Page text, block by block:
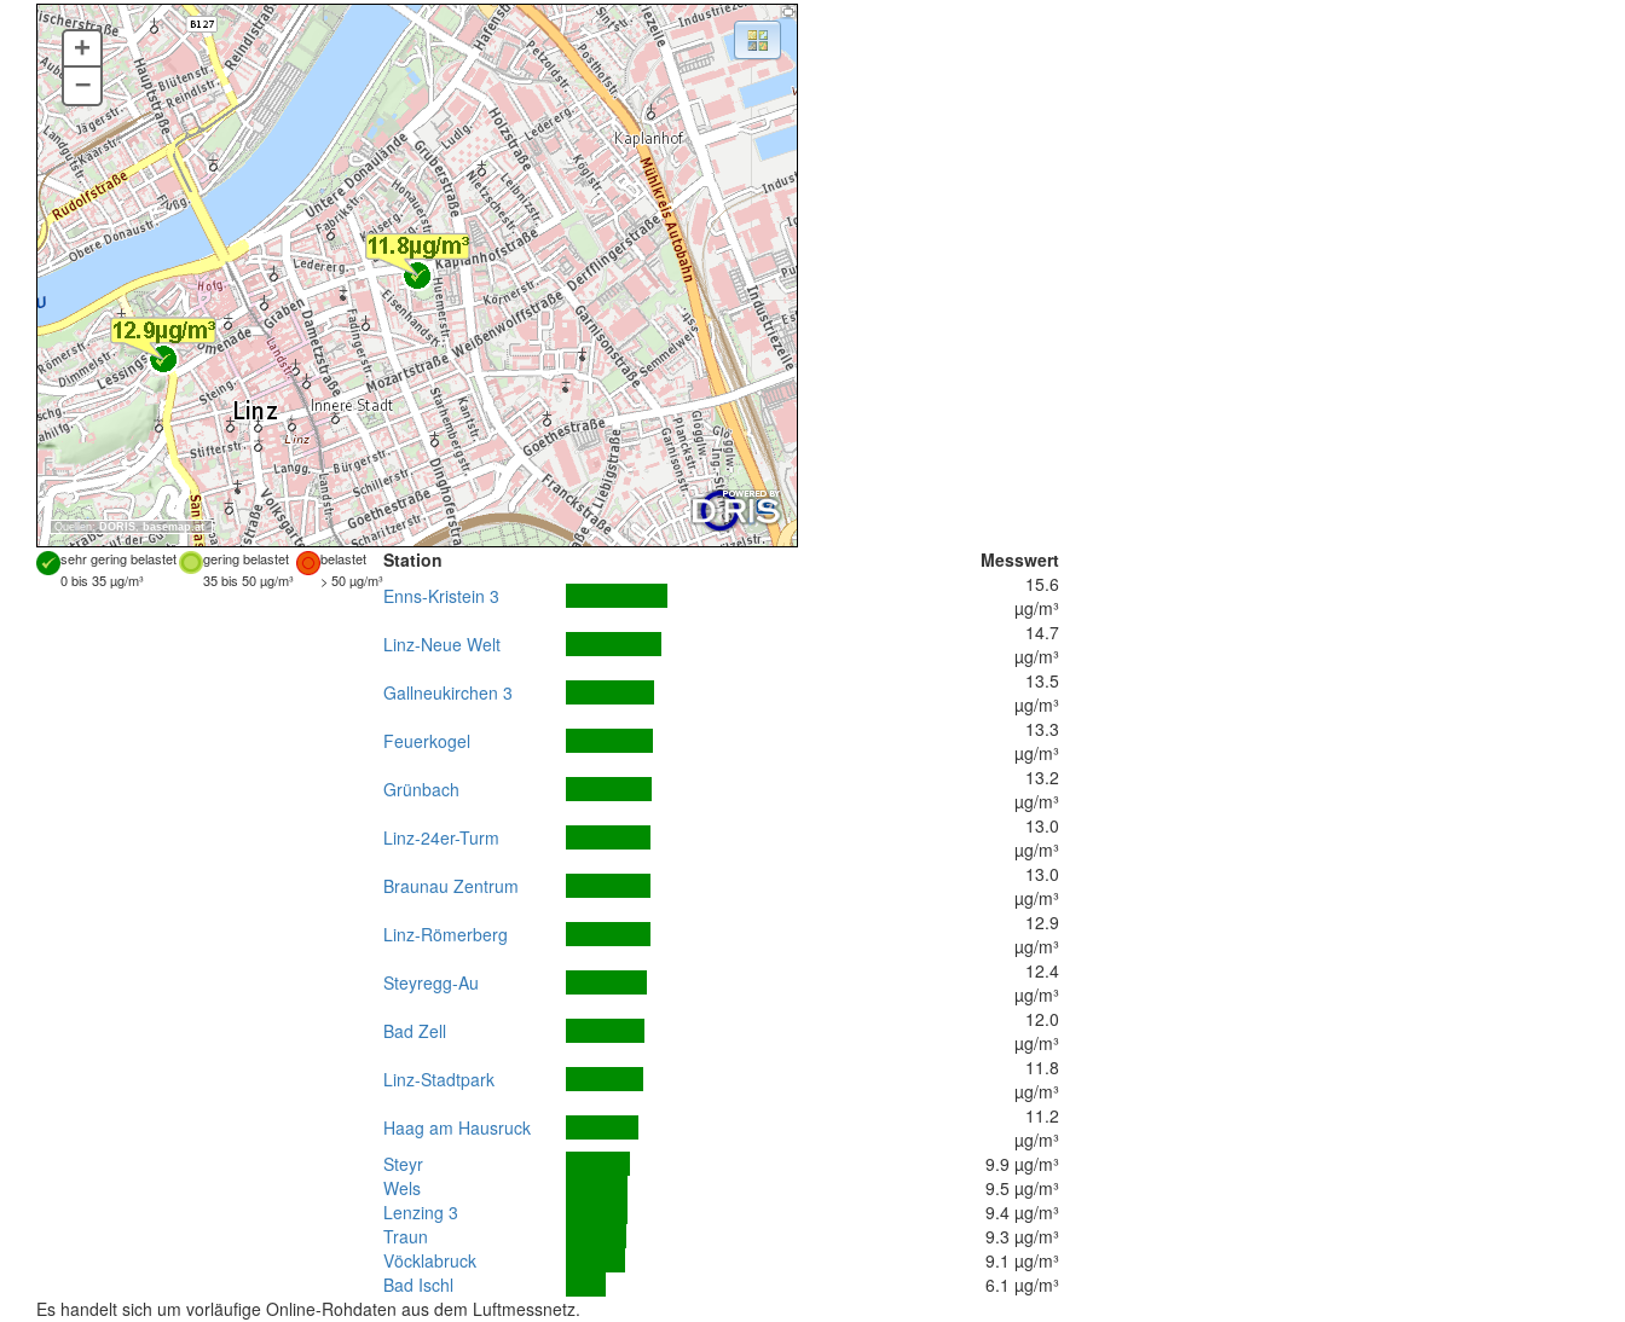
Quellen:DORIS, basemap.at
+
–
sehr gering belastet gering belastet
belastet
0 bis 35 µg/m³
35 bis 50 µg/m³ > 50 µg/m³
Station
Messwert
Enns-Kristein 3
15.6
µg/m³
Linz-Neue Welt
14.7
µg/m³
Gallneukirchen 3
13.5
µg/m³
Feuerkogel
13.3
µg/m³
Grünbach
13.2
µg/m³
Linz-24er-Turm
13.0
µg/m³
Braunau Zentrum
13.0
µg/m³
Linz-Römerberg
12.9
µg/m³
Steyregg-Au
12.4
µg/m³
Bad Zell
12.0
µg/m³
Linz-Stadtpark
11.8
µg/m³
Haag am Hausruck
11.2
µg/m³
Steyr
9.9 µg/m³
Wels
9.5 µg/m³
Lenzing 3
9.4 µg/m³
Traun
9.3 µg/m³
Vöcklabruck
9.1 µg/m³
Bad Ischl
6.1 µg/m³
Es handelt sich um vorläufige Online-Rohdaten aus dem Luftmessnetz.